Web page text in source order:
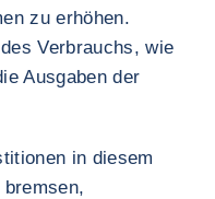
zu erhöhen.
Verbrauchs, wie
Ausgaben der
in diesem